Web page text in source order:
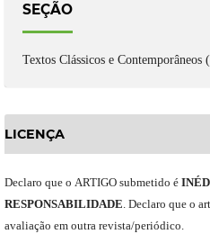
SEÇÃO
Textos Clássicos e Contemporâneos
LICENÇA
Declaro que o ARTIGO submetido é
RESPONSABILIDADE. Declaro que o
avaliação em outra revista/periódico.